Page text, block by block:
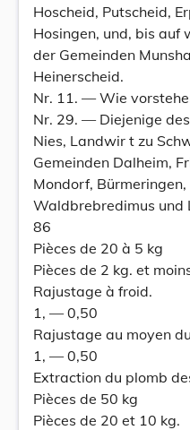
Hoscheid, Putscheid,
Hosingen, und, bis auf
der Gemeinden
Heinerscheid.
Nr. 11. — Wie
Nr. 29. — Diejenige
Nies, Landwir t zu
Gemeinden Dalheim,
Mondorf,
Waldbrebredimus und
86
Pièces de 20 à 5 kg
Pièces de 2 kg. et
Rajustage à froid.
1, — 0,50
Rajustage au moyen
1, — 0,50
Extraction du plomb
Pièces de 50 kg
Pièces de 20 et 10 kg.